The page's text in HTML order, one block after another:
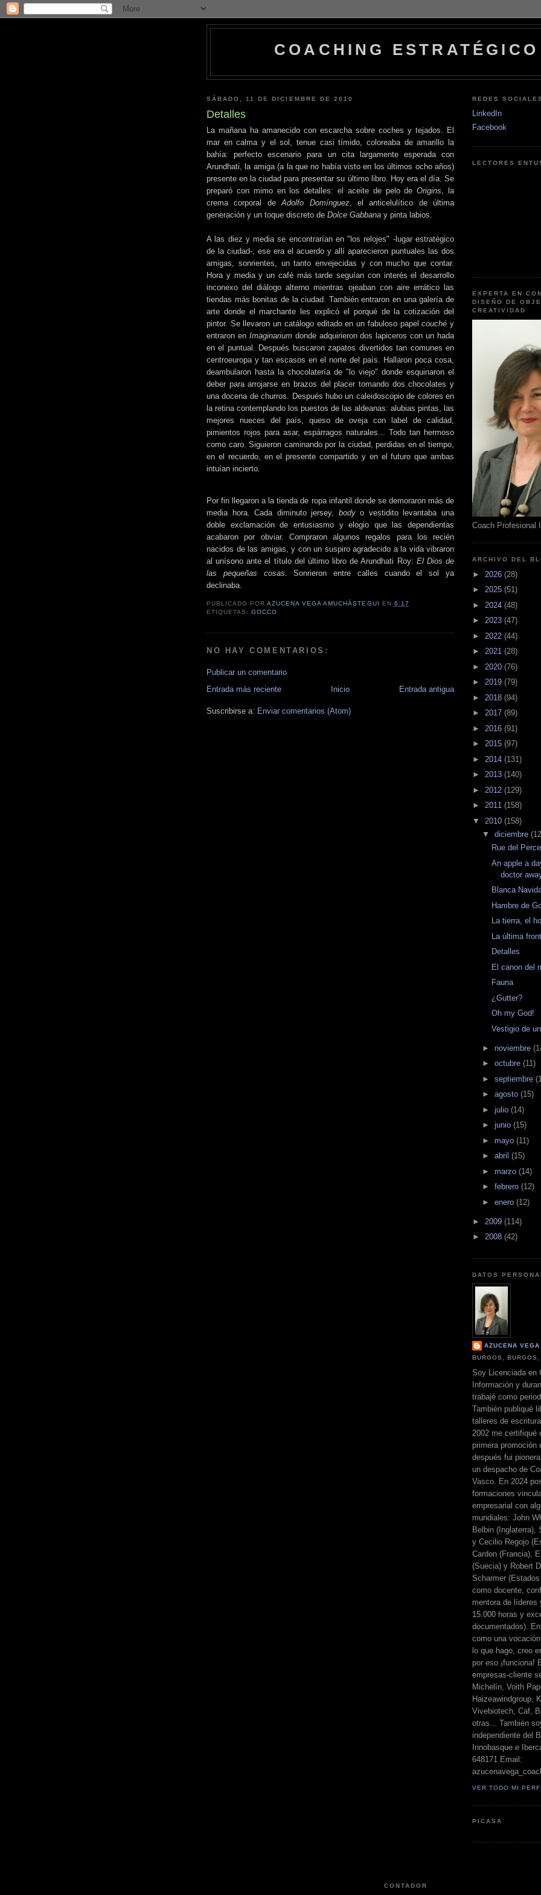
COACHING ESTRATÉGICO
SÁBADO, 11 DE DICIEMBRE DE 2010
Detalles
La mañana ha amanecido con escarcha sobre coches y tejados. El
mar en calma y el sol, tenue casi tímido, coloreaba de amarillo la
bahía: perfecto escenario para un cita largamente esperada con
Arundhati, la amiga (a la que no había visto en los últimos ocho años)
presente en la ciudad para presentar su último libro. Hoy era el día. Se
preparó con mimo en los detalles: el aceite de pelo deOrigins, la
crema corporal deAdolfo Domínguez, el anticelulítico de última
generación y un toque discreto de Dolce Gabbana y pinta labios.
A las diez y media se encontrarían en "los relojes" -lugar estratégico
de la ciudad-, ese era el acuerdo y allí aparecieron puntuales las dos
amigas, sonrientes, un tanto envejecidas y con mucho que contar.
Hora y media y un café más tarde seguían con interés el desarrollo
inconexo del diálogo alterno mientras ojeaban con aire errático las
tiendas más bonitas de la ciudad. También entraron en una galería de
arte donde el marchante les explicó el porqué de la cotización del
pintor. Se llevaron un catálogo editado en un fabuloso papelcouché y
entraron en Imaginarium donde adquirieron dos lapiceros con un hada
en el puntual. Después buscaron zapatos divertidos tan comunes en
centroeuropa y tan escasos en el norte del país. Hallaron poca cosa,
deambularon hasta la chocolatería de "lo viejo" donde esquinaron el
deber para arrojarse en brazos del placer tomando dos chocolates y
una docena de churros. Después hubo un caleidoscopio de colores en
la retina contemplando los puestos de las aldeanas: alubias pintas, las
mejores nueces del país, queso de oveja con label de calidad,
pimientos rojos para asar, espárragos naturales... Todo tan hermoso
como caro. Siguieron caminando por la ciudad, perdidas en el tiempo,
en el recuerdo, en el presente compartido y en el futuro que ambas
intuían incierto.
Por fin llegaron a la tienda de ropa infantil donde se demoraron más de
media hora. Cada diminuto jersey, bodyo vestidito levantaba una
doble exclamación de entusiasmo y elogio que las dependientas
acabaron por obviar. Compraron algunos regalos para los recién
nacidos de las amigas, y con un suspiro agradecido a la vida vibraron
al unísono ante el título del último libro de Arundhati Roy: El Dios de
las pequeñas cosas. Sonrieron entre calles cuando el sol ya
declinaba.
PUBLICADO PORAZUCENA VEGA AMUCHÁSTEGUI EN 6:17
ETIQUETAS:GOCCO
NO HAY COMENTARIOS:
Publicar un comentario
Entrada más reciente
Entrada antigua
Inicio
Suscribirse a: Enviar comentarios (Atom)
REDES
LinkedIn
Facebook
LECTORES
EXPERTA EN
DISEÑO DE
CREATIVIDAD
Coach Profesional
ARCHIVO DEL
► 2026 (28)
► 2025 (51)
► 2024 (48)
► 2023 (47)
► 2022 (44)
► 2021 (28)
► 2020 (76)
► 2019 (79)
► 2018 (94)
► 2017 (89)
► 2016 (91)
► 2015 (97)
► 2014 (131)
► 2013 (140)
► 2012 (129)
► 2011 (158)
▼ 2010 (158)
▼ diciembre
Rue del
An apple a
doctor
Blanca
Hambre de
La tierra, el
La última
Detalles
El canon del
Fauna
¿Gutter?
Oh my God!
Vestigio de
► noviembre
► octubre (11)
► septiembre
► agosto (15)
► julio (14)
► junio (15)
► mayo (11)
► abril (15)
► marzo (14)
► febrero (12)
► enero (12)
► 2009 (114)
► 2008 (42)
DATOS
AZUCENA
BURGOS,
Soy Licenciada en
Información y
trabajé como
También publiqué
talleres de
2002 me certifiqué
primera promoción
después fui
un despacho de
Vasco. En 2024
formaciones
empresarial con
mundiales: John
Belbin (Inglaterra),
y Cecilio Regojo
Cardon (Francia),
(Suecia) y Robert
Scharmer
como docente,
mentora de líderes
15.000 horas y
documentados).
como una
lo que hago, creo
por eso ¡funciona!
empresas-cliente
Michelín, Voith
Haizeawindgroup,
Vivebiotech, Caf,
otras... También
independiente del
Innobasque e
648171 Email:
VER TODO MI
PICASA
CONTADOR